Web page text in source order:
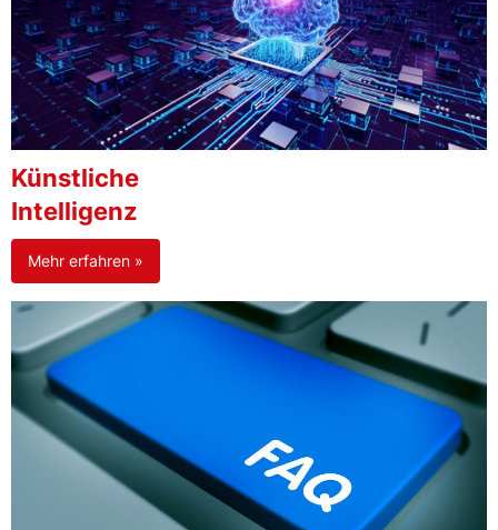
Künstliche
Intelligenz
Mehr erfahren »